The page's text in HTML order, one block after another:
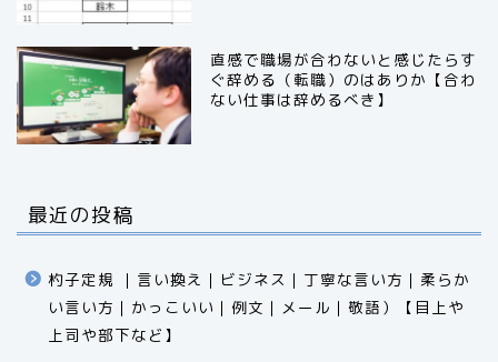
直感で職場が合わないと感じたらす
ぐ辞める（転職）のはありか【合わ
ない仕事は辞めるべき】
最近の投稿
杓子定規 ｜言い換え｜ビジネス｜丁寧な言い方｜柔らか
い言い方｜かっこいい｜例文｜メール｜敬語）【目上や
上司や部下など】​​​​​​​​​​​​​​​​